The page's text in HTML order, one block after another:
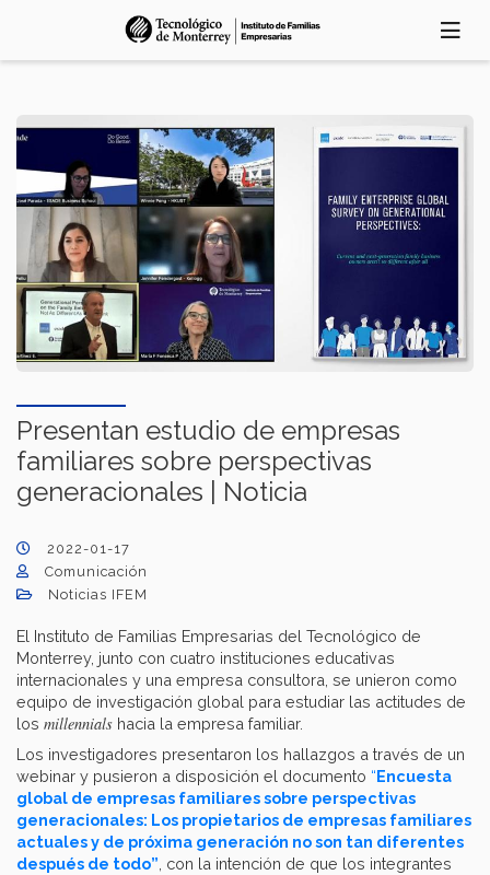
Presentan estudio de empresas
familiares sobre perspectivas
generacionales | Noticia
2022-01-17
Comunicación
Noticias IFEM
El Instituto de Familias Empresarias del Tecnológico de
Monterrey, junto con cuatro instituciones educativas
internacionales y una empresa consultora, se unieron como
equipo de investigación global para estudiar las actitudes de
los millennials hacia la empresa familiar.
Los investigadores presentaron los hallazgos a través de un
webinar y pusieron a disposición el documento “Encuesta
global de empresas familiares sobre perspectivas
generacionales: Los propietarios de empresas familiares
actuales y de próxima generación no son tan diferentes
después de todo” , con la intención de que los integrantes